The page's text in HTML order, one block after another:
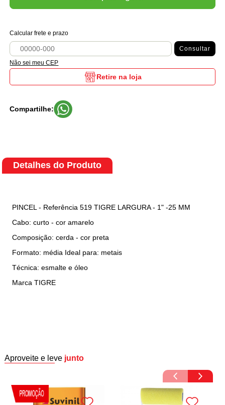
Calcular frete e prazo
Consultar
Não sei meu CEP
Retire na loja
Compartilhe:
Detalhes do Produto
PINCEL - Referência 519 TIGRE LARGURA - 1" -25 MM
Cabo: curto - cor amarelo
Composição: cerda - cor preta
Formato: média Ideal para: metais
Técnica: esmalte e óleo
Marca TIGRE
Aproveite e leve junto